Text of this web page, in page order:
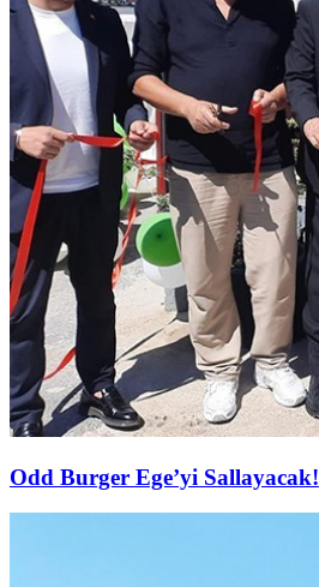
Odd Burger Ege’yi Sallayacak!